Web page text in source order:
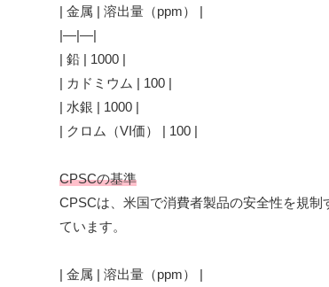
| 金属 | 溶出量（ppm） |
|—|—|
| 鉛 | 1000 |
| カドミウム | 100 |
| 水銀 | 1000 |
| クロム（VI価） | 100 |
CPSCの基準
CPSCは、米国で消費者製品の安全性を規
ています。
| 金属 | 溶出量（ppm） |